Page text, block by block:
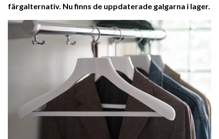
färgalternativ. Nu finns de uppdaterade galgarna i lager.